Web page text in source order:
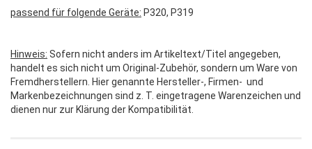
passend für folgende Geräte: P320, P319
Hinweis: Sofern nicht anders im Artikeltext/Titel angegeben,
handelt es sich nicht um Original-Zubehör, sondern um Ware von
Fremdherstellern. Hier genannte Hersteller-, Firmen- und
Markenbezeichnungen sind z. T. eingetragene Warenzeichen und
dienen nur zur Klärung der Kompatibilität.